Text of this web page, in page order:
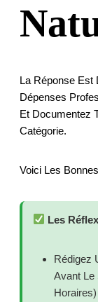
La Réponse Est
Dépenses
Et Documentez
Catégorie.
Voici Les
Les
Rédigez
Avant Le
Horaires)